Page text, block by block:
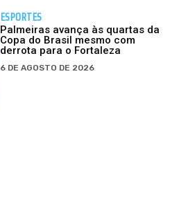
ESPORTES
Palmeiras avança às quartas da
Copa do Brasil mesmo com
derrota para o Fortaleza
6 DE AGOSTO DE 2026